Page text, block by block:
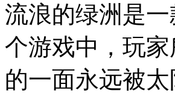
流浪的绿洲是
个游戏中，玩
的一面永远被